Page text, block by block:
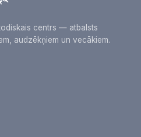
centrs — atbalsts
audzēkņiem un vecākiem.